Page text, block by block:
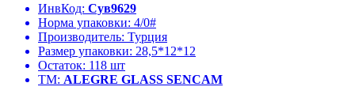
ИнвКод: Сув9629
Норма упаковки: 4/0#
Производитель: Турция
Размер упаковки: 28,5*12*12
Остаток: 118 шт
ТМ: ALEGRE GLASS SENCAM